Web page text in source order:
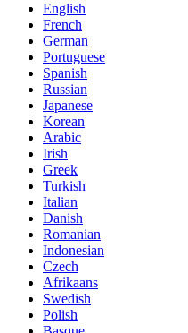
English
French
German
Portuguese
Spanish
Russian
Japanese
Korean
Arabic
Irish
Greek
Turkish
Italian
Danish
Romanian
Indonesian
Czech
Afrikaans
Swedish
Polish